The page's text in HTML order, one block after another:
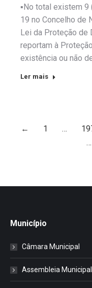
▪️No total existem
19 no Concelho de
Lei da Proteção de
reportam à
existência ou não
Ler mais
← 1 …
…
Município
Câmara Municipal
Assembleia Municipal